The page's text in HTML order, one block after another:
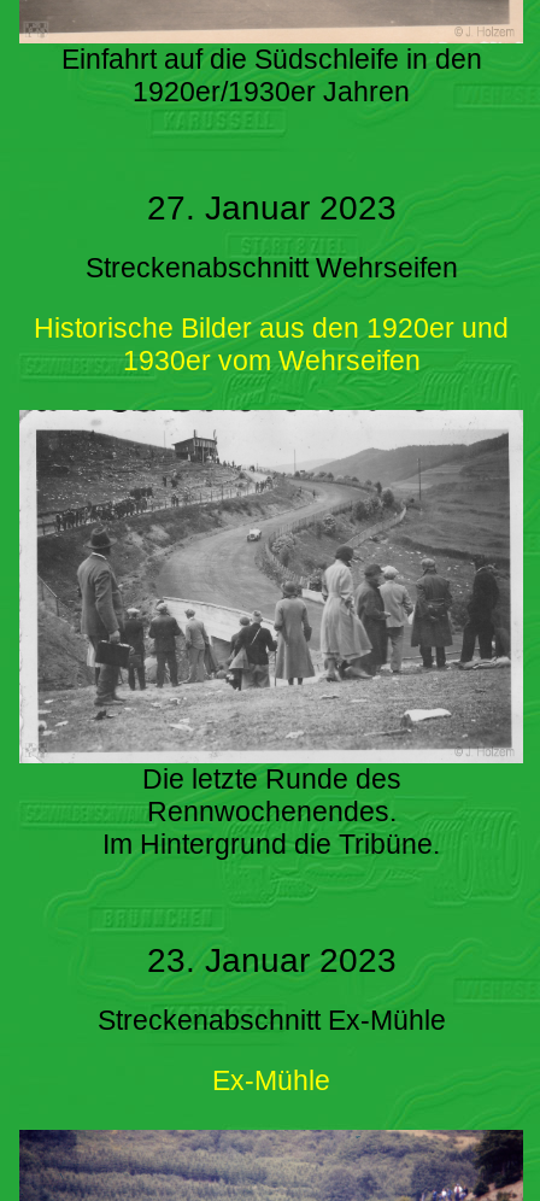
Einfahrt auf die Südschleife in den
1920er/1930er Jahren
27. Januar 2023
Streckenabschnitt Wehrseifen
Historische Bilder aus den 1920er und
1930er vom Wehrseifen
Die letzte Runde des
Rennwochenendes.
Im Hintergrund die Tribüne.
23. Januar 2023
Streckenabschnitt Ex-Mühle
Ex-Mühle